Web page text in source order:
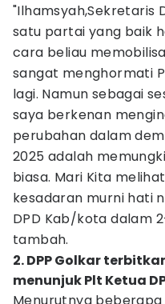
"Ilhamsyah,Sekretaris
satu partai yang baik
cara beliau
sangat menghormati
lagi. Namun sebagai
saya berkenan
perubahan dalam
2025 adalah
biasa. Mari Kita
kesadaran murni hati
DPD Kab/kota dalam
tambah.
2. DPP Golkar
menunjuk Plt Ketua